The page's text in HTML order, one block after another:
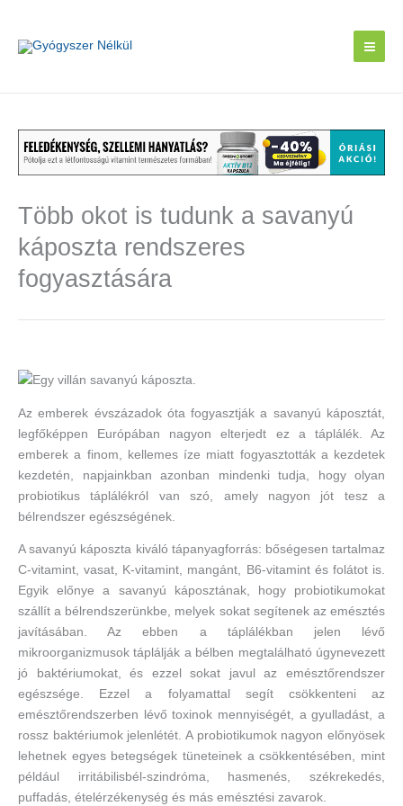
content
Több okot is tudunk a savanyú
káposzta rendszeres
fogyasztására
Az emberek évszázadok óta fogyasztják a savanyú káposztát,
legfőképpen Európában nagyon elterjedt ez a táplálék. Az
emberek a finom, kellemes íze miatt fogyasztották a kezdetek
kezdetén, napjainkban azonban mindenki tudja, hogy olyan
probiotikus táplálékról van szó, amely nagyon jót tesz a
bélrendszer egészségének.
A savanyú káposzta kiváló tápanyagforrás: bőségesen tartalmaz
C-vitamint, vasat, K-vitamint, mangánt, B6-vitamint és folátot is.
Egyik előnye a savanyú káposztának, hogy probiotikumokat
szállít a bélrendszerünkbe, melyek sokat segítenek az emésztés
javításában. Az ebben a táplálékban jelen lévő
mikroorganizmusok táplálják a bélben megtalálható úgynevezett
jó baktériumokat, és ezzel sokat javul az emésztőrendszer
egészsége. Ezzel a folyamattal segít csökkenteni az
emésztőrendszerben lévő toxinok mennyiségét, a gyulladást, a
rossz baktériumok jelenlétét. A probiotikumok nagyon előnyösek
lehetnek egyes betegségek tüneteinek a csökkentésében, mint
például irritábilisbél-szindróma, hasmenés, székrekedés,
puffadás, ételérzékenység és más emésztési zavarok.